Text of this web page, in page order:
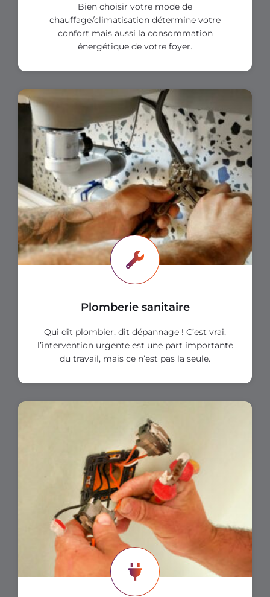
Bien choisir votre mode de
chauffage/climatisation détermine votre
confort mais aussi la consommation
énergétique de votre foyer.
Plomberie sanitaire
Qui dit plombier, dit dépannage ! C’est vrai,
l’intervention urgente est une part importante
du travail, mais ce n’est pas la seule.